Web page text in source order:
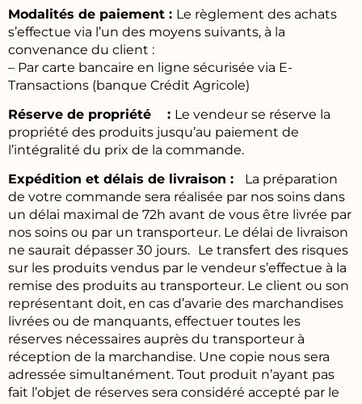
Modalités de paiement : Le règlement des achats
s’effectue via l’un des moyens suivants, à la
convenance du client :
– Par carte bancaire en ligne sécurisée via E-
Transactions (banque Crédit Agricole)
Réserve de propriété : Le vendeur se réserve la
propriété des produits jusqu’au paiement de
l’intégralité du prix de la commande.
Expédition et délais de livraison : La préparation
de votre commande sera réalisée par nos soins dans
un délai maximal de 72h avant de vous être livrée par
nos soins ou par un transporteur. Le délai de livraison
ne saurait dépasser 30 jours. Le transfert des risques
sur les produits vendus par le vendeur s’effectue à la
remise des produits au transporteur. Le client ou son
représentant doit, en cas d’avarie des marchandises
livrées ou de manquants, effectuer toutes les
réserves nécessaires auprès du transporteur à
réception de la marchandise. Une copie nous sera
adressée simultanément. Tout produit n’ayant pas
fait l’objet de réserves sera considéré accepté par le